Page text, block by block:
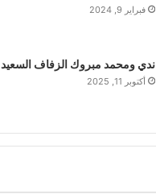
فبراير 9, 2024
ندي ومحمد مبروك الزفاف السعيد
أكتوبر 11, 2025